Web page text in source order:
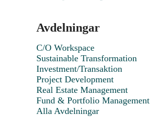
Avdelningar
C/O Workspace
Sustainable Transformation
Investment/Transaktion
Project Development
Real Estate Management
Fund & Portfolio Management
Alla Avdelningar